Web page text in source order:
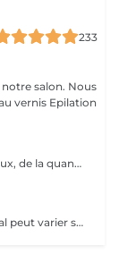
233
salon. Nous
Le tarif final peut varier selon le type de cheveux, de la quantité de produit utilisée et de la création finalement réalisée. Un grand merci d'avance pour votre compréhension Au plaisir de vous revoir très vite ;)
Disponible à partir du 25 mai 2020. Le tarif final peut varier selon le type de cheveux, de la quantité de produit utilisée et de la création finalement réalisée.